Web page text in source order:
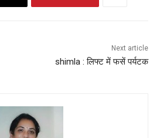
Next article
shimla : लिफ्ट में फसें पर्यटक